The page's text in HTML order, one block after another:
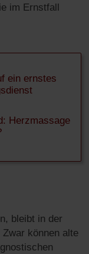
im Ernstfall
ein ernstes
Herzmassage
bleibt in der
können alte